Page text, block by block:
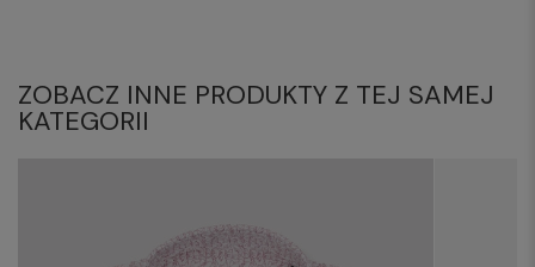
ZOBACZ INNE PRODUKTY Z TEJ SAMEJ
KATEGORII